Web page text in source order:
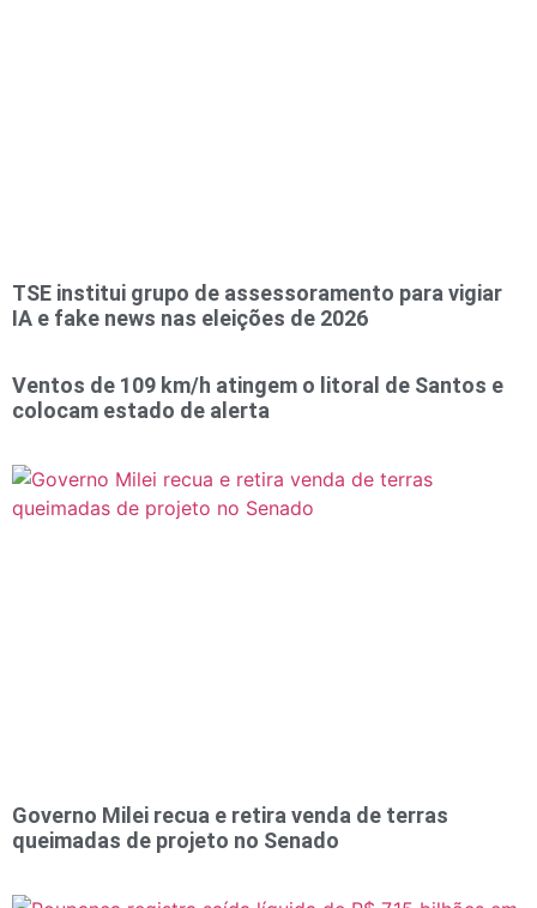
TSE institui grupo de assessoramento para vigiar
IA e fake news nas eleições de 2026
Ventos de 109 km/h atingem o litoral de Santos e
colocam estado de alerta
Governo Milei recua e retira venda de terras
queimadas de projeto no Senado